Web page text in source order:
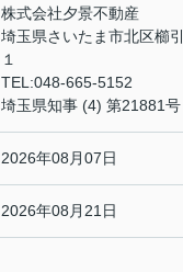
株式会社夕景不動産
埼玉県さいたま市北区櫛
１
TEL:048-665-5152
埼玉県知事 (4) 第21881号
2026年08月07日
2026年08月21日